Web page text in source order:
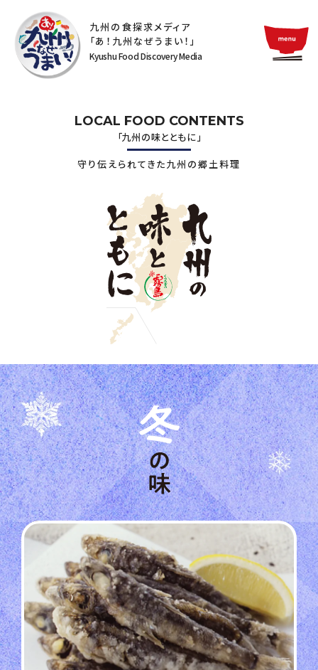
九州の食探求メディア
「あ！九州なぜうまい！」
Kyushu Food Discovery Media
LOCAL FOOD CONTENTS
「九州の味とともに」
守り伝えられてきた九州の郷土料理